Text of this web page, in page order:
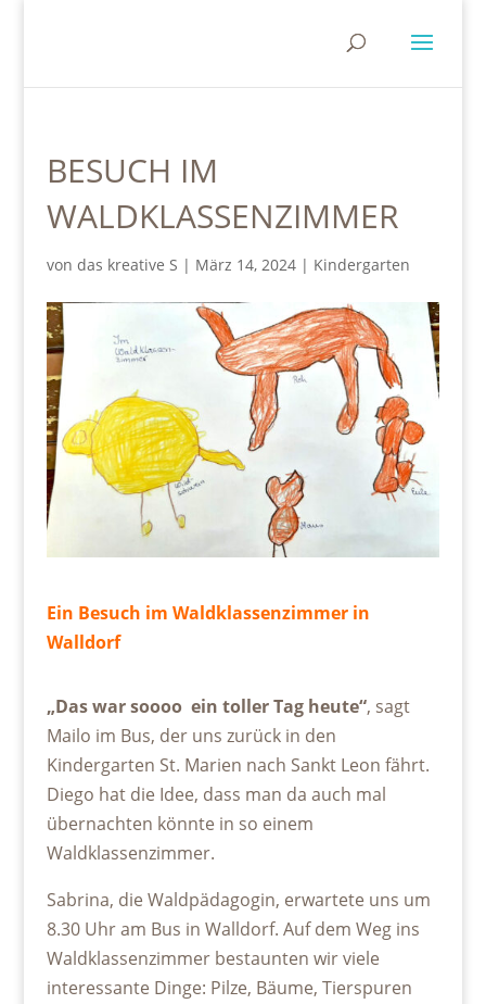
BESUCH IM
WALDKLASSENZIMMER
von das kreative S | März 14, 2024| Kindergarten
Ein Besuch im Waldklassenzimmer in
Walldorf
„Das war soooo ein toller Tag heute“, sagt
Mailo im Bus, der uns zurück in den
Kindergarten St. Marien nach Sankt Leon fährt.
Diego hat die Idee, dass man da auch mal
übernachten könnte in so einem
Waldklassenzimmer.
Sabrina, die Waldpädagogin, erwartete uns um
8.30 Uhr am Bus in Walldorf. Auf dem Weg ins
Waldklassenzimmer bestaunten wir viele
interessante Dinge: Pilze, Bäume, Tierspuren